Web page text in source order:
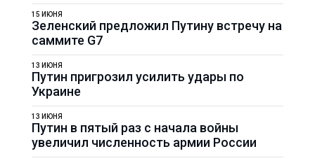
Зеленский предложил Путину встречу на
саммите G7
15 ИЮНЯ
Путин пригрозил усилить удары по
Украине
13 ИЮНЯ
Путин в пятый раз с начала войны
увеличил численность армии России
13 ИЮНЯ